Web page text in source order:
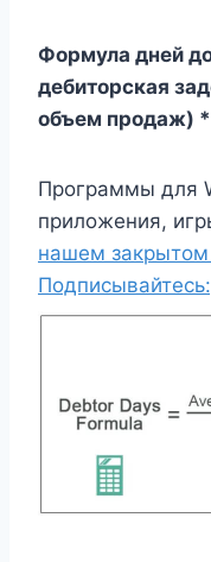
Формула дней
дебиторская
объем продаж)
Программы для
приложения,
нашем